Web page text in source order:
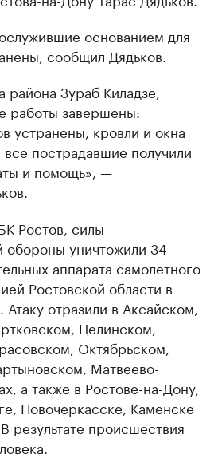
основанием для
сообщил Дядьков.
района Зураб Киладзе,
работы завершены:
устранены, кровли и окна
пострадавшие получили
и помощь», —
Ростов, силы
обороны уничтожили 34
аппарата самолетного
Ростовской области в
Атаку отразили в Аксайском,
Целинском,
Октябрьском,
Матвеево-
а также в Ростове-на-Дону,
Новочеркасске, Каменске
результате происшествия